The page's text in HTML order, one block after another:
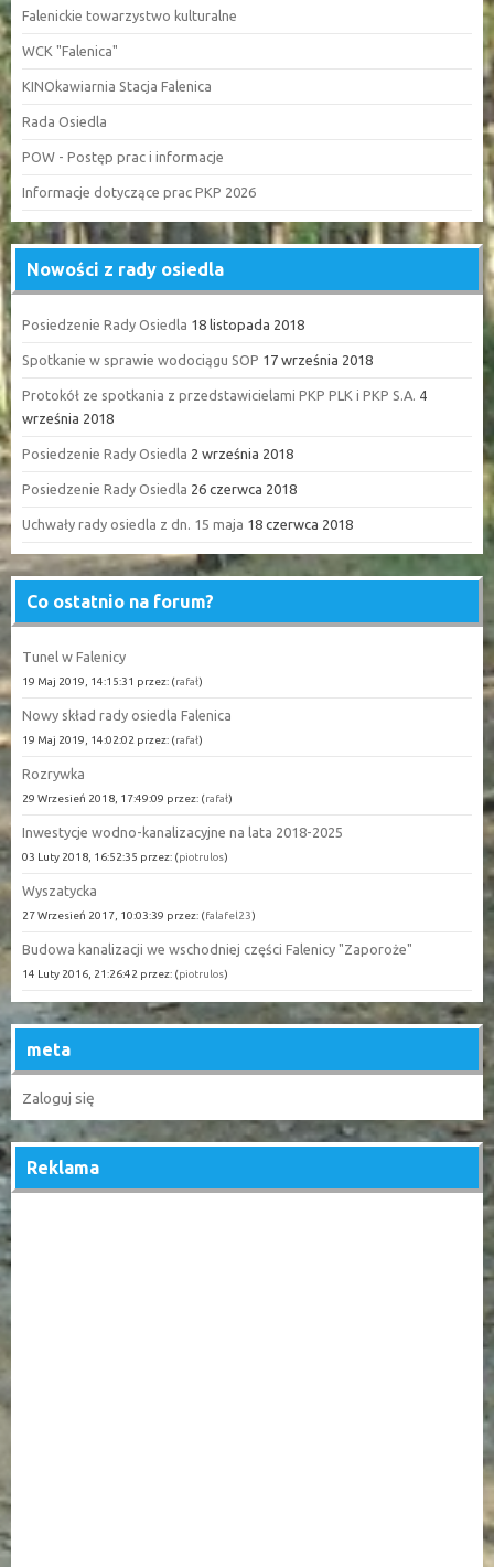
Falenickie towarzystwo kulturalne
WCK "Falenica"
KINOkawiarnia Stacja Falenica
Rada Osiedla
POW - Postęp prac i informacje
Informacje dotyczące prac PKP 2026
Nowości z rady osiedla
Posiedzenie Rady Osiedla 18 listopada 2018
Spotkanie w sprawie wodociągu SOP 17 września 2018
Protokół ze spotkania z przedstawicielami PKP PLK i PKP S.A. 4
września 2018
Posiedzenie Rady Osiedla 2 września 2018
Posiedzenie Rady Osiedla 26 czerwca 2018
Uchwały rady osiedla z dn. 15 maja 18 czerwca 2018
Co ostatnio na forum?
Tunel w Falenicy
19 Maj 2019, 14:15:31 przez: (rafał)
Nowy skład rady osiedla Falenica
19 Maj 2019, 14:02:02 przez: (rafał)
Rozrywka
29 Wrzesień 2018, 17:49:09 przez: (rafał)
Inwestycje wodno-kanalizacyjne na lata 2018-2025
03 Luty 2018, 16:52:35 przez: (piotrulos)
Wyszatycka
27 Wrzesień 2017, 10:03:39 przez: (falafel23)
Budowa kanalizacji we wschodniej części Falenicy "Zaporoże"
14 Luty 2016, 21:26:42 przez: (piotrulos)
meta
Zaloguj się
Reklama